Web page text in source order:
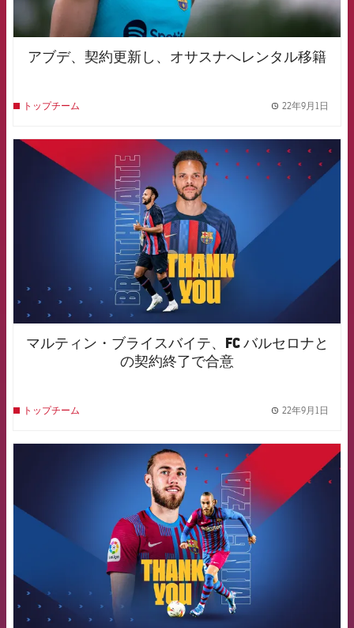
アブデ、契約更新し、オサスナへレンタル移籍
トップチーム 22年9月1日
FCB Barcelona badge
マルティン・ブライスバイテ、FC バルセロナと
の契約終了で合意
トップチーム 22年9月1日
FCB Barcelona badge